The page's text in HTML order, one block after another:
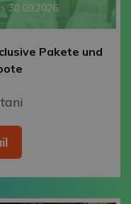
30.09.2026
Pakete und